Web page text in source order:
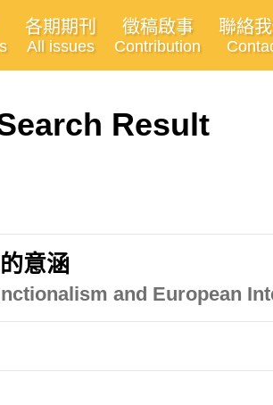
各期期刊
All issues
徵稿啟事
Contribution
聯絡
Result
意涵
and European